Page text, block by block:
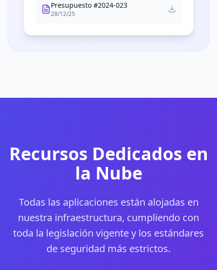
Presupuesto #2024-023
28/12/25
Recursos Dedicados en
la Nube
Todas las aplicaciones están alojadas en
nuestra infraestructura, cumpliendo con
toda la legislación vigente y los estándares
de seguridad más estrictos.